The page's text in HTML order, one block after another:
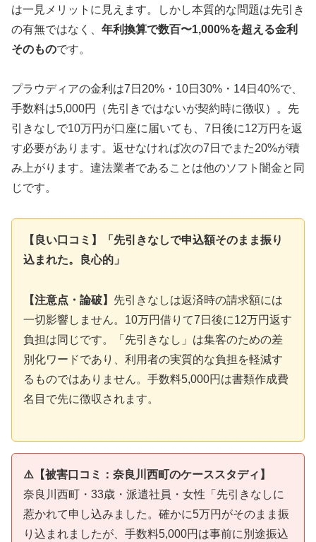
は一見メリットに見えます。しかし本質的な問題は先引き
の有無ではなく、 年利換算で数百〜1,000%を超える金利
そのものです。
プラウディアの金利は7日20%・10日30%・14日40%で、
手数料は5,000円（先引きではないが契約時に徴収）。先
引きなしで10万円が口座に届いても、7日後に12万円を返
す必要があります。返せなければ次の7日でまた20%が積
み上がります。違法業者であることは他のソフト闇金と同
じです。
【良い口コミ】「先引きなしで申込額そのまま振り
込まれた。良心的」
【注意点・論破】 先引きなしは返済時の請求額には
一切影響しません。10万円借りて7日後に12万円返す
負担は同じです。「先引きなし」は集客のための差
別化ワードであり、利用者の実質的な負担を軽減す
るものではありません。手数料5,000円は書類作成費
名目で先に徴収されます。
⚠️【被害口コミ：奈良川西町のケーススタディ】
奈良川西町・33歳・派遣社員・女性「先引きなしに
惹かれて申し込みました。確かに5万円がそのまま振
り込まれましたが、手数料5,000円は事前に別途振込